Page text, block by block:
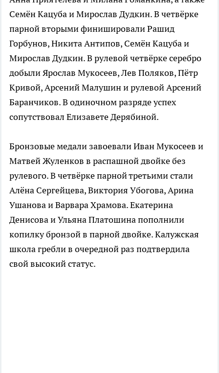
Семён Кацуба и Мирослав Дудкин. В четвёрке
парной вторыми финишировали Рашид
Горбунов, Никита Антипов, Семён Кацуба и
Мирослав Дудкин. В рулевой четвёрке серебро
добыли Ярослав Мукосеев, Лев Поляков, Пётр
Кривой, Арсений Малушин и рулевой Арсений
Баранчиков. В одиночном разряде успех
сопутствовал Елизавете Дерябиной.
Бронзовые медали завоевали Иван Мукосеев и
Матвей Жуленков в распашной двойке без
рулевого. В четвёрке парной третьими стали
Алёна Сергейцева, Виктория Убогова, Арина
Ушанова и Варвара Храмова. Екатерина
Денисова и Ульяна Платошина пополнили
копилку бронзой в парной двойке. Калужская
школа гребли в очередной раз подтвердила
свой высокий статус.